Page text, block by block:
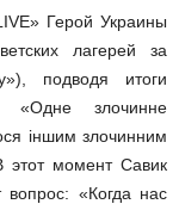
Герой Украины
лагерей за
подводя итоги
«Одне злочинне
іншим злочинним
этот момент Савик
«Когда нас